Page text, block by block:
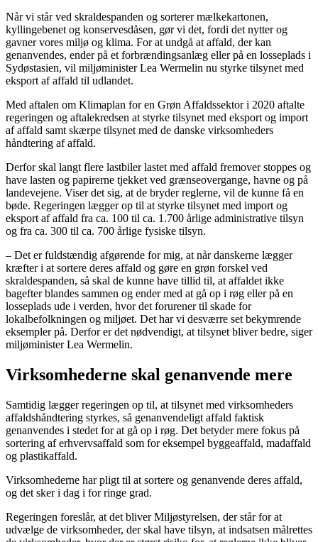
Når vi står ved skraldespanden og sorterer mælkekartonen,
kyllingebenet og konservesdåsen, gør vi det, fordi det nytter og
gavner vores miljø og klima. For at undgå at affald, der kan
genanvendes, ender på et forbrændingsanlæg eller på en losseplads i
Sydøstasien, vil miljøminister Lea Wermelin nu styrke tilsynet med
eksport af affald til udlandet.
Med aftalen om Klimaplan for en Grøn Affaldssektor i 2020 aftalte
regeringen og aftalekredsen at styrke tilsynet med eksport og import
af affald samt skærpe tilsynet med de danske virksomheders
håndtering af affald.
Derfor skal langt flere lastbiler lastet med affald fremover stoppes og
have lasten og papirerne tjekket ved grænseovergange, havne og på
landevejene. Viser det sig, at de bryder reglerne, vil de kunne få en
bøde. Regeringen lægger op til at styrke tilsynet med import og
eksport af affald fra ca. 100 til ca. 1.700 årlige administrative tilsyn
og fra ca. 300 til ca. 700 årlige fysiske tilsyn.
– Det er fuldstændig afgørende for mig, at når danskerne lægger
kræfter i at sortere deres affald og gøre en grøn forskel ved
skraldespanden, så skal de kunne have tillid til, at affaldet ikke
bagefter blandes sammen og ender med at gå op i røg eller på en
losseplads ude i verden, hvor det forurener til skade for
lokalbefolkningen og miljøet. Det har vi desværre set bekymrende
eksempler på. Derfor er det nødvendigt, at tilsynet bliver bedre, siger
miljøminister Lea Wermelin.
Virksomhederne skal genanvende mere
Samtidig lægger regeringen op til, at tilsynet med virksomheders
affaldshåndtering styrkes, så genanvendeligt affald faktisk
genanvendes i stedet for at gå op i røg. Det betyder mere fokus på
sortering af erhvervsaffald som for eksempel byggeaffald, madaffald
og plastikaffald.
Virksomhederne har pligt til at sortere og genanvende deres affald,
og det sker i dag i for ringe grad.
Regeringen foreslår, at det bliver Miljøstyrelsen, der står for at
udvælge de virksomheder, der skal have tilsyn, at indsatsen målrettes